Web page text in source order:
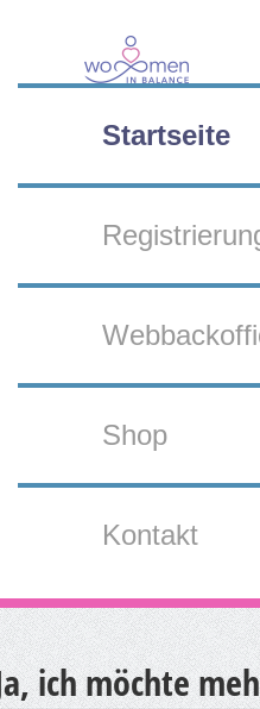
Startseite
Shop
Kontakt
ich möchte